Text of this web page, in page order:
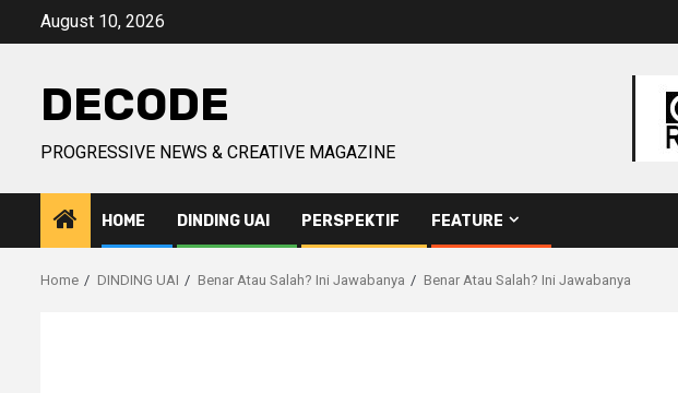
August 10, 2026
DECODE
PROGRESSIVE NEWS & CREATIVE MAGAZINE
HOME DINDING UAI PERSPEKTIF FEATURE
Home DINDING UAI Benar Atau Salah? Ini Jawabanya Benar Atau Salah? Ini Jawabanya